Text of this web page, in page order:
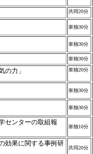
共同20分
単独30分
単独30分
単独30分
の力」 単独20分
単独30分
単独30分
センターの取組報
単独10分
効果に関する事例研
共同20分